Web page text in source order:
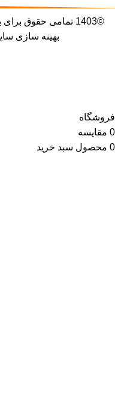
©1403 تمامی حقوق
بهینه سازی
فروشگاه
0 مقایسه
0 محصول سبد خرید